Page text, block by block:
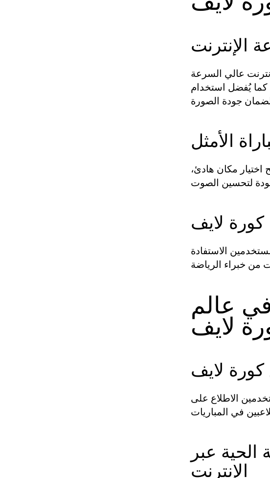
الإنترنت
عالي السرعة
بين 5 إلى 10 ميجابت في الثانية. كما يُفضل استخدام
الأمثل
اختيار مكان هادئ،
كورة لايف
الاستفادة
في عالم
لايف
كورة لايف
الاطلاع على
عبر
الإنترنت